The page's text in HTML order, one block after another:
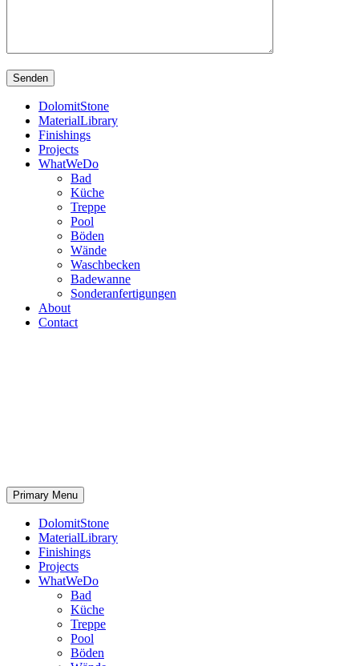
DolomitStone
MaterialLibrary
Finishings
Projects
WhatWeDo
Bad
Küche
Treppe
Pool
Böden
Wände
Waschbecken
Badewanne
Sonderanfertigungen
About
Contact
Primary Menu
DolomitStone
MaterialLibrary
Finishings
Projects
WhatWeDo
Bad
Küche
Treppe
Pool
Böden